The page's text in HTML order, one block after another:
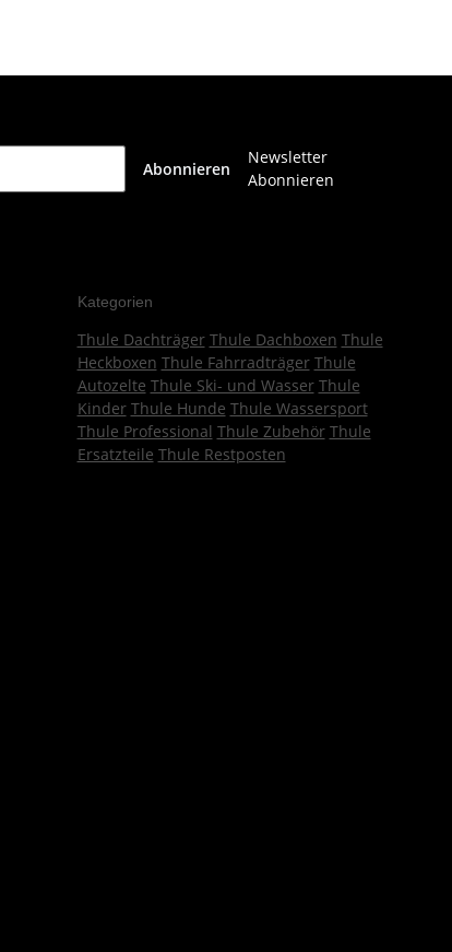
Abonnieren
Newsletter
Abonnieren
Kategorien
Thule Dachträger Thule Dachboxen Thule
Heckboxen Thule Fahrradträger Thule
Autozelte Thule Ski- und Wasser Thule
Kinder Thule Hunde Thule Wassersport
Thule Professional Thule Zubehör Thule
Ersatzteile Thule Restposten